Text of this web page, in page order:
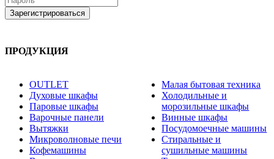
ПРОДУКЦИЯ
OUTLET
Духовые шкафы
Паровые шкафы
Варочные панели
Вытяжки
Микроволновые печи
Кофемашины
Малая бытовая техника
Холодильные и
морозильные шкафы
Винные шкафы
Посудомоечные машины
Стиральные и
сушильные машины